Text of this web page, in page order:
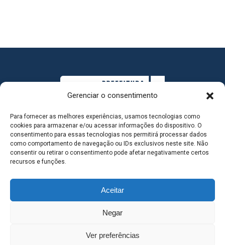
Gerenciar o consentimento
Para fornecer as melhores experiências, usamos tecnologias como
cookies para armazenar e/ou acessar informações do dispositivo. O
consentimento para essas tecnologias nos permitirá processar dados
como comportamento de navegação ou IDs exclusivos neste site. Não
consentir ou retirar o consentimento pode afetar negativamente certos
recursos e funções.
Aceitar
Negar
Ver preferências
MAPA DO SITE
SEDE DO ADMINISTRATIVO MUNICIPAL - Avenida